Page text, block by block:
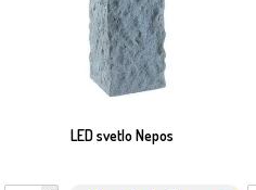
LED svetlo Nepos